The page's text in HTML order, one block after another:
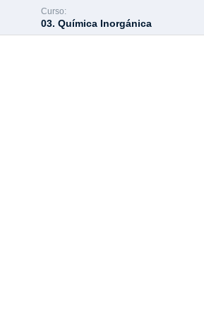
Curso:
03. Química Inorgánica